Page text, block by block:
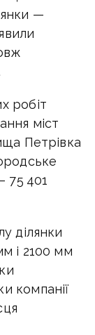
—
робіт
міст
Петрівка
75 401
ділянки
і 2100 мм
компанії